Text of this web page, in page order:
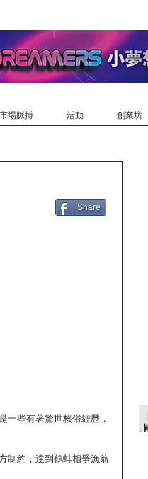
市場脈搏 活動 創業坊
一些有著驚世核俗經歷，
制約，達到鶴蚌相爭漁翁
Share